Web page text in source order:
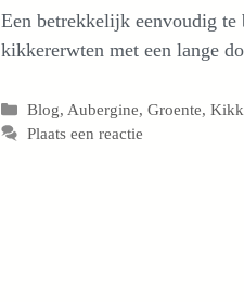
Een betrekkelijk eenvoudig te
kikkererwten met een lange
Categorieën
Blog, Aubergine,Groente,
Plaats een reactie